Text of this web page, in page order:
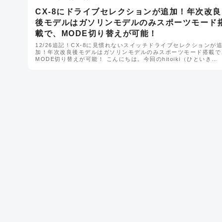
CX-8にドライブセレクションが追加！年次改良
後モデルはガソリンモデルのみスポーツモード
載で、MODE切り替えが可能！
12/26追記！CX-8に見慣れないスイッチドライブセレクションが追
加！年次改良後モデルはガソリンモデルのみスポーツモード搭載で
MODE切り替えが可能！ こんにちは。今回のhitoiki（ひといき…